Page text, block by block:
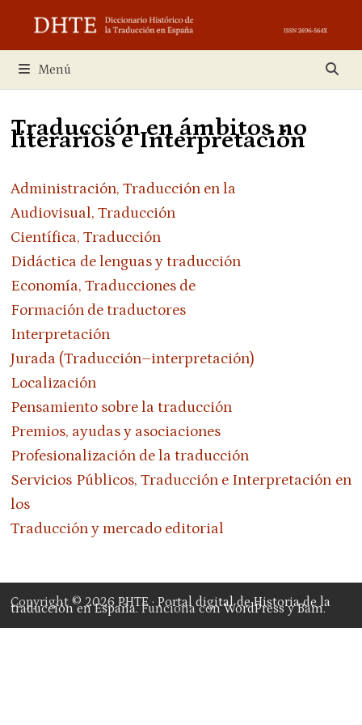
contenido
Menú
Traducción en ámbitos no
literarios e Interpretación
Administración, Traducción en la
Audiovisual, Traducción
Científica, Traducción
Didáctica de lenguas y traducción
Economía, Traducciones de
Formación de traductores
Interpretación
Jurada (Traducción–interpretación)
Localización
Pensamiento sobre la traducción
Premios, ayudas y asociaciones
Profesionalización de la traducción
Servicios Públicos, Traducción e Interpretación en
los
Traducción y mercado editorial
Copyright © 2026PHTE · Portal digital de Historia de la
traducción en España. Funciona conWordPressyBam.